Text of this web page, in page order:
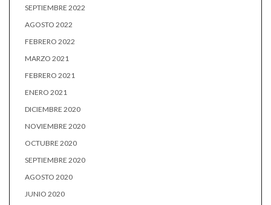
SEPTIEMBRE 2022
AGOSTO 2022
FEBRERO 2022
MARZO 2021
FEBRERO 2021
ENERO 2021
DICIEMBRE 2020
NOVIEMBRE 2020
OCTUBRE 2020
SEPTIEMBRE 2020
AGOSTO 2020
JUNIO 2020